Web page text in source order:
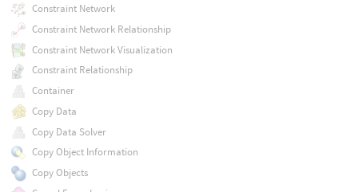
Constraint Network
Constraint Network Relationship
Constraint Network Visualization
Constraint Relationship
Container
Copy Data
Copy Data Solver
Copy Object Information
Copy Objects